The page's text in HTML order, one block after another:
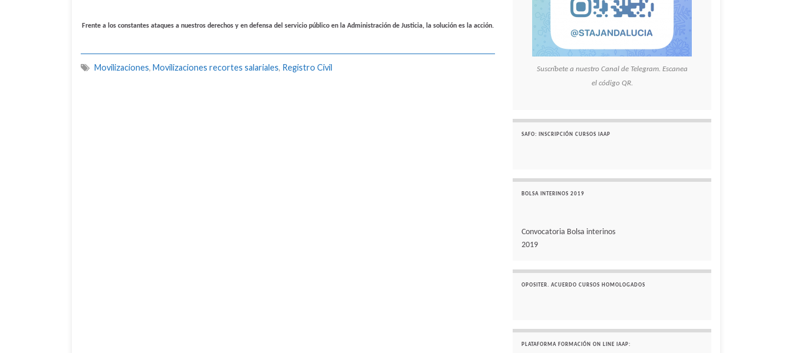
Frente a los constantes ataques a nuestros derechos y en defensa del servicio público en la Administración de Justicia, la solución es la acción.
Movilizaciones, Movilizaciones recortes salariales, Registro Civil
Suscríbete a nuestro Canal de Telegram. Escanea
el código QR.
SAFO: INSCRIPCIÓN CURSOS IAAP
BOLSA INTERINOS 2019
Convocatoria Bolsa interinos
2019
OPOSITER. ACUERDO CURSOS HOMOLOGADOS
PLATAFORMA FORMACIÓN ON LINE IAAP: